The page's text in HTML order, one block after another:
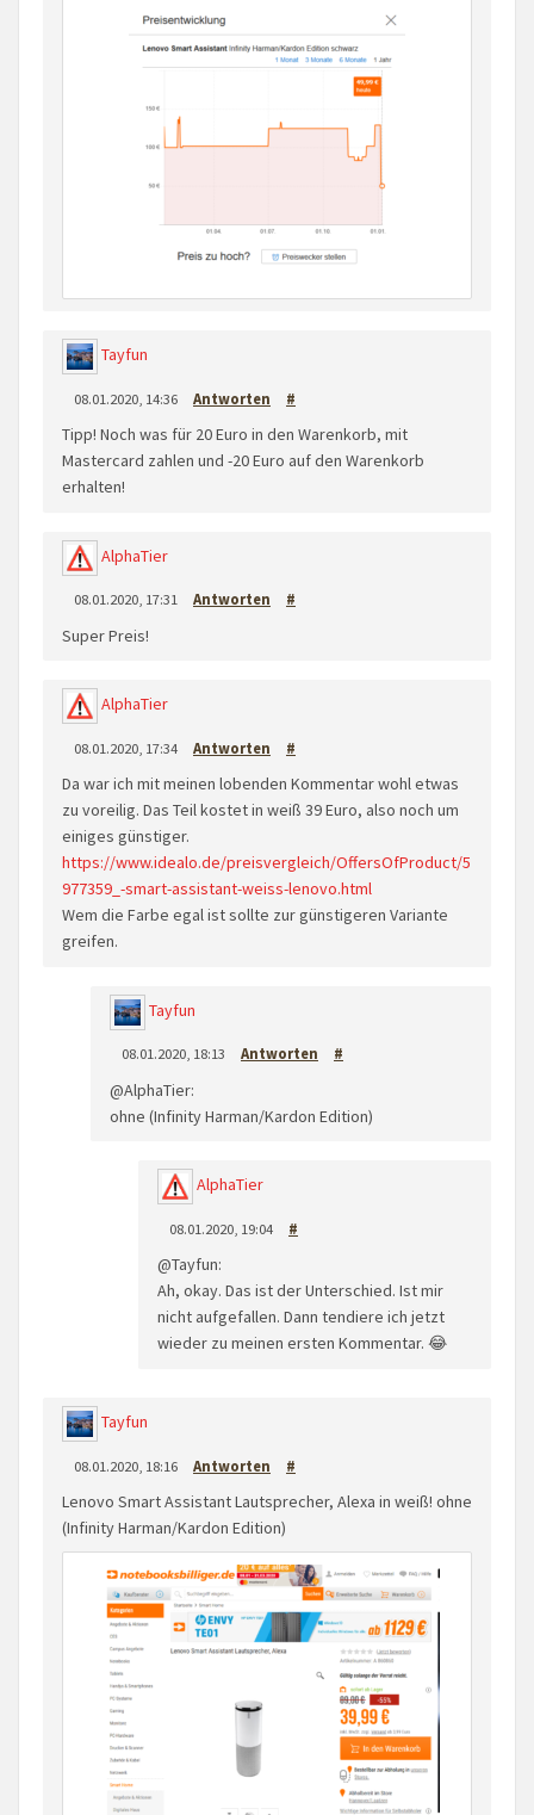
Tayfun
08.01.2020, 14:36 Antworten #
Tipp! Noch was für 20 Euro in den Warenkorb, mit
Mastercard zahlen und -20 Euro auf den Warenkorb
erhalten!
AlphaTier
08.01.2020, 17:31 Antworten #
Super Preis!
AlphaTier
08.01.2020, 17:34 Antworten #
Da war ich mit meinen lobenden Kommentar wohl etwas
zu voreilig. Das Teil kostet in weiß 39 Euro, also noch um
einiges günstiger.
https://www.idealo.de/preisvergleich/OffersOfProduct/5
977359_-smart-assistant-weiss-lenovo.html
Wem die Farbe egal ist sollte zur günstigeren Variante
greifen.
Tayfun
08.01.2020, 18:13 Antworten #
@AlphaTier:
ohne (Infinity Harman/Kardon Edition)
AlphaTier
08.01.2020, 19:04 #
@Tayfun:
Ah, okay. Das ist der Unterschied. Ist mir
nicht aufgefallen. Dann tendiere ich jetzt
wieder zu meinen ersten Kommentar. 😂
Tayfun
08.01.2020, 18:16 Antworten #
Lenovo Smart Assistant Lautsprecher, Alexa in weiß! ohne
(Infinity Harman/Kardon Edition)